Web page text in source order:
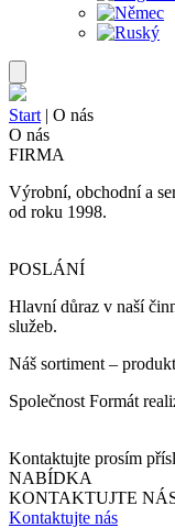
Start | O nás
O nás
FIRMA
Výrobní, obchodní a
od roku 1998.
POSLÁNÍ
Hlavní důraz v naší
služeb.
Náš sortiment –
Společnost Formát
Kontaktujte prosím
NABÍDKA
KONTAKTUJTE
Kontaktujte nás